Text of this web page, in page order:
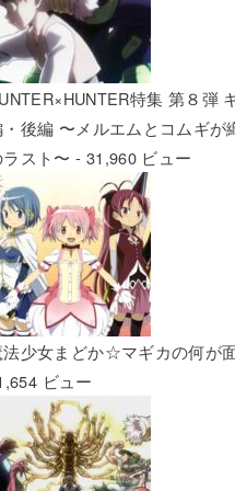
特集 第８弾
後編 〜メルエムとコムギが
スト〜 - 31,960 ビュー
少女まどか☆マギカの何が
ビュー